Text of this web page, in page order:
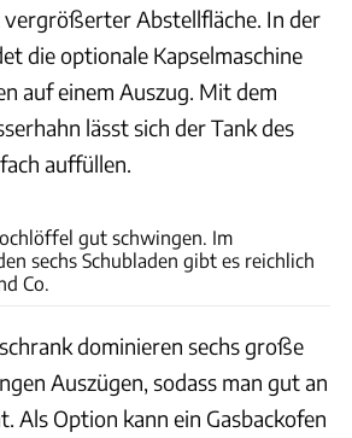
Abstellfläche. In der
die optionale Kapselmaschine
auf einem Auszug. Mit dem
lässt sich der Tank des
auffüllen.
gut schwingen. Im
sechs Schubladen gibt es reichlich
Co.
dominieren sechs große
Auszügen, sodass man gut an
Als Option kann ein Gasbackofen